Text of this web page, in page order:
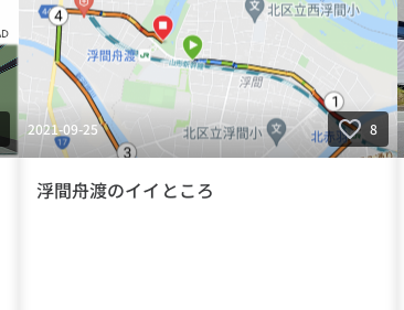
2021-09-25 8
浮間舟渡のイイところ